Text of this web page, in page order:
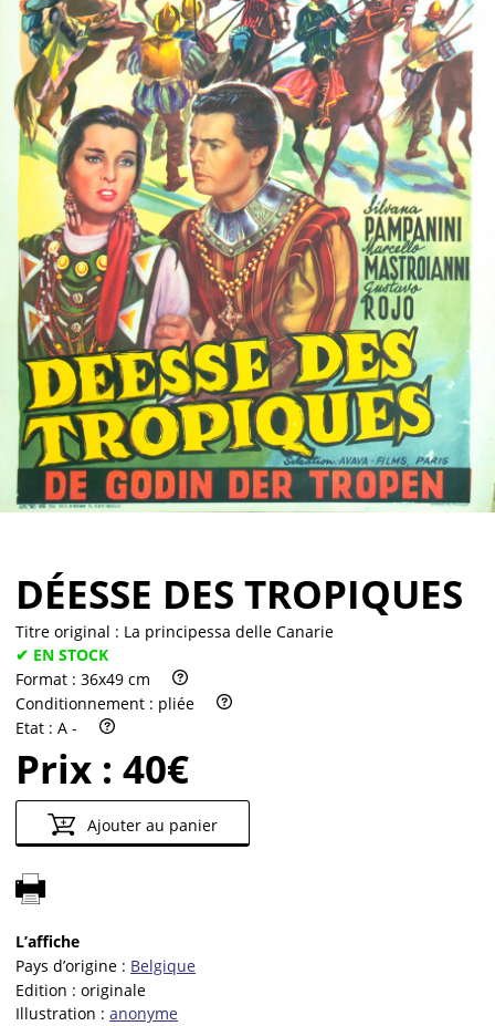
Vendre
DÉESSE DES TROPIQUES
Titre original : La principessa delle Canarie
✔ EN STOCK
Format : 36x49 cm
Conditionnement : pliée
Etat : A -
Prix : 40€
Ajouter au panier
L’affiche
Pays d’origine : Belgique
Edition : originale
Illustration : anonyme